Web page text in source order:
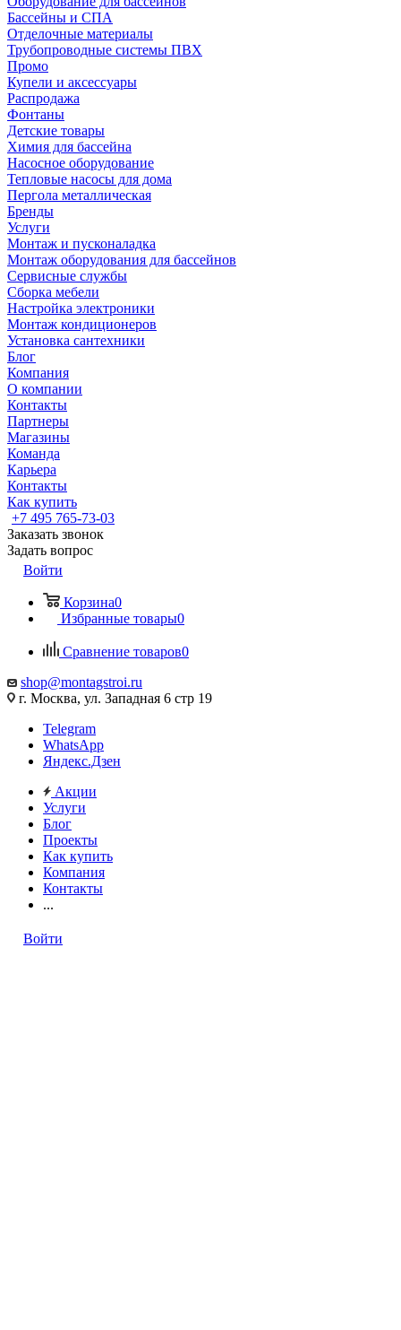
Бассейны и СПА
Отделочные материалы
Трубопроводные системы ПВХ
Промо
Купели и аксессуары
Распродажа
Фонтаны
Детские товары
Химия для бассейна
Насосное оборудование
Тепловые насосы для дома
Пергола металлическая
Бренды
Услуги
Монтаж и пусконаладка
Монтаж оборудования для бассейнов
Сервисные службы
Сборка мебели
Настройка электроники
Монтаж кондиционеров
Установка сантехники
Блог
Компания
О компании
Контакты
Партнеры
Магазины
Команда
Карьера
Контакты
Как купить
+7 495 765-73-03
Заказать звонок
Задать вопрос
Войти
Корзина0
Избранные товары0
Сравнение товаров0
shop@montagstroi.ru
г. Москва, ул. Западная 6 стр 19
Telegram
WhatsApp
Яндекс.Дзен
Акции
Услуги
Блог
Проекты
Как купить
Компания
Контакты
...
Войти